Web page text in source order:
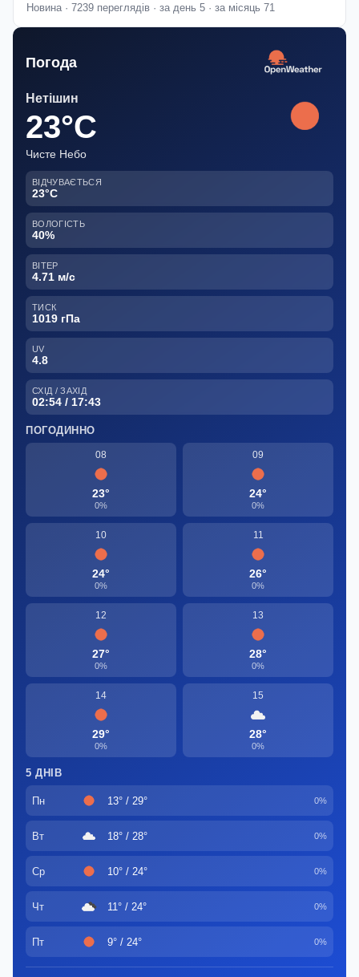
Новина · 7239 переглядів · за день 5 · за місяць 71
Погода
Нетішин
23°C
Чисте Небо
ВІДЧУВАЄТЬСЯ
23°C
ВОЛОГІСТЬ
40%
ВІТЕР
4.71 м/с
ТИСК
1019 гПа
UV
4.8
СХІД / ЗАХІД
02:54 / 17:43
ПОГОДИННО
08
23°
0%
09
24°
0%
10
24°
0%
11
26°
0%
12
27°
0%
13
28°
0%
14
29°
0%
15
28°
0%
5 ДНІВ
Пн 13° / 29° 0%
Вт 18° / 28° 0%
Ср 10° / 24° 0%
Чт 11° / 24° 0%
Пт 9° / 24° 0%